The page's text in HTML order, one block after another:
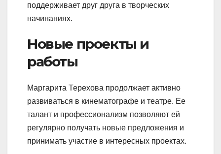
поддерживает друг друга в творческих
начинаниях.
Новые проекты и
работы
Маргарита Терехова продолжает активно
развиваться в кинематографе и театре. Ее
талант и профессионализм позволяют ей
регулярно получать новые предложения и
принимать участие в интересных проектах.